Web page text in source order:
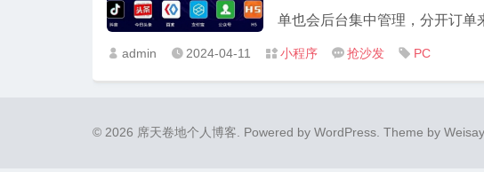
单也会后台集中管理，分开订单
 admin  2024-04-11  小程序  抢沙发  PC
© 2026 席天卷地个人博客. Powered by WordPress. Theme by Weisay